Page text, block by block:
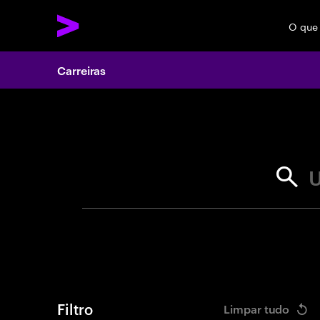
O
Carreiras
Filtro Limpar tudo